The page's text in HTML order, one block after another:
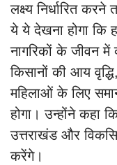
लक्ष्य निर्धारित
ये ये देखना होगा कि
नागरिकों के जीवन
किसानों की आय
महिलाओं के लिए
होगा। उन्होंने कहा
उत्तराखंड और
करेंगे।